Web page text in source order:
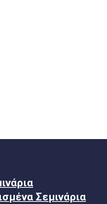
Σεμινάρια